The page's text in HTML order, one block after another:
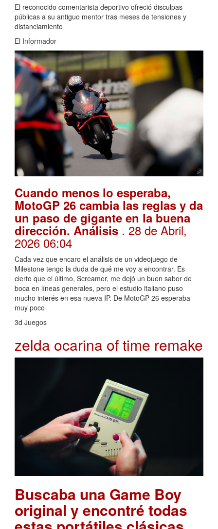
El reconocido comentarista deportivo ofreció disculpas
públicas a su antiguo mentor tras meses de tensiones y
distanciamiento
El Informador
Cuando menos lo esperaba,
MotoGP 26 cambia las reglas y da
un paso de gigante en la buena
dirección. Análisis . 28 de Abril,
2026 06:04
Cada vez que encaro el análisis de un videojuego de
Milestone tengo la duda de qué me voy a encontrar. Es
cierto que el último, Screamer, me dejó un buen sabor de
boca en líneas generales, pero el estudio italiano puso
mucho interés en esa nueva IP. De MotoGP 26 esperaba
muy poco
3d Juegos
zelda ocarina of time remake
Buscaba una Game Boy
original y encontré todas